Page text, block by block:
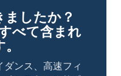
したか？
すべて含まれ
ンス、高速フィ